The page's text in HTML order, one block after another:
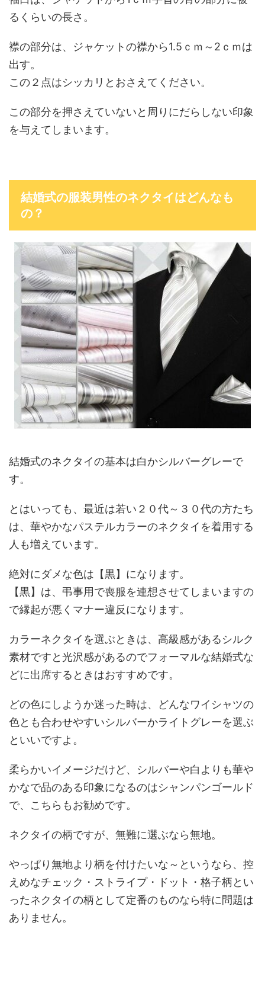
るくらいの長さ。
襟の部分は、ジャケットの襟から1.5ｃｍ～2ｃｍは
出す。
この２点はシッカリとおさえてください。
この部分を押さえていないと周りにだらしない印象
を与えてしまいます。
結婚式の服装男性のネクタイはどんなも
の？
結婚式のネクタイの基本は白かシルバーグレーで
す。
とはいっても、最近は若い２０代～３０代の方たち
は、華やかなパステルカラーのネクタイを着用する
人も増えています。
絶対にダメな色は【黒】になります。
【黒】は、弔事用で喪服を連想させてしまいますの
で縁起が悪くマナー違反になります。
カラーネクタイを選ぶときは、高級感があるシルク
素材ですと光沢感があるのでフォーマルな結婚式な
どに出席するときはおすすめです。
どの色にしようか迷った時は、どんなワイシャツの
色とも合わせやすいシルバーかライトグレーを選ぶ
といいですよ。
柔らかいイメージだけど、シルバーや白よりも華や
かなで品のある印象になるのはシャンパンゴールド
で、こちらもお勧めです。
ネクタイの柄ですが、無難に選ぶなら無地。
やっぱり無地より柄を付けたいな～というなら、控
えめなチェック・ストライプ・ドット・格子柄とい
ったネクタイの柄として定番のものなら特に問題は
ありません。